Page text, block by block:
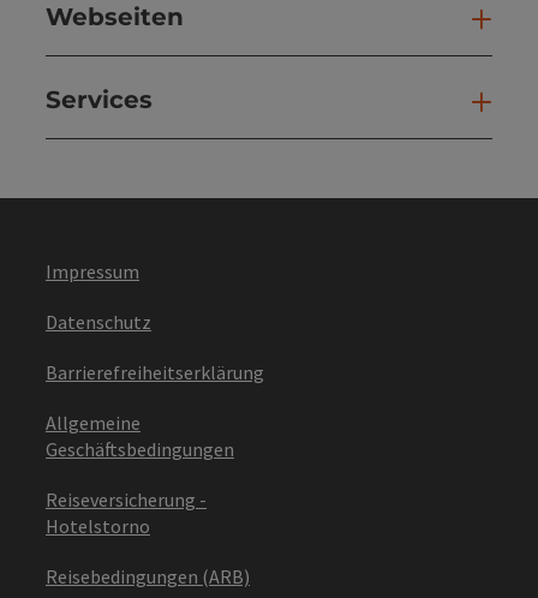
Webseiten
Services
Impressum
Datenschutz
Barrierefreiheitserklärung
Allgemeine
Geschäftsbedingungen
Reiseversicherung -
Hotelstorno
Reisebedingungen (ARB)